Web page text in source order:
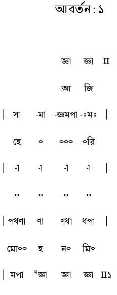
আবর্তন : ১
ta ta L
আ জি
sa -ma -tmpa -imi
হে ৹ ৹৹৹ ৹রি
-a -a -a -a
৹ ৹ ৹ ৹
pqua ua uqa qpa
মো৹৹ হ ন৹ মি৹
mpa Mta ta ta L1